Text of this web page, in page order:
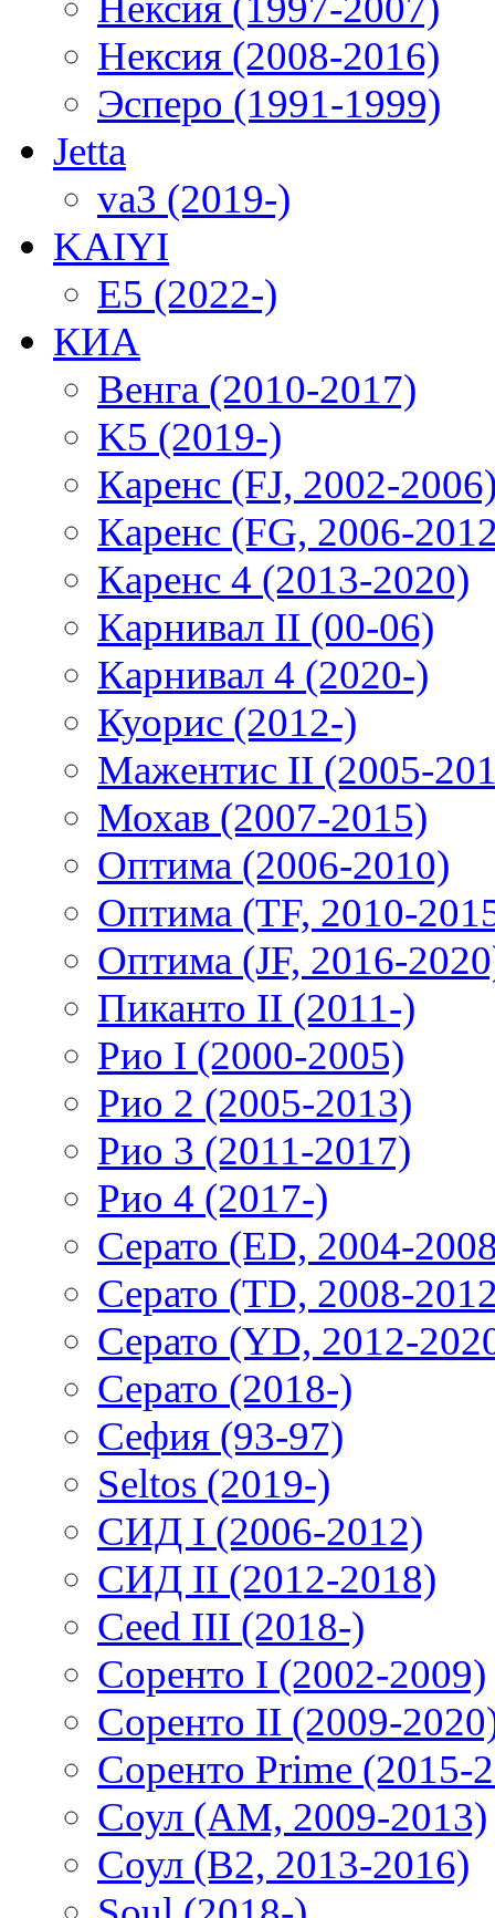
Нексия (2008-2016)
Эсперо (1991-1999)
Jetta
va3 (2019-)
KAIYI
E5 (2022-)
КИА
Венга (2010-2017)
K5 (2019-)
Каренс (FJ, 2002-
Каренс (FG, 2006-
Каренс 4 (2013-2020)
Карнивал II (00-06)
Карнивал 4 (2020-)
Куорис (2012-)
Мажентис II (2005-
Мохав (2007-2015)
Оптима (2006-2010)
Оптима (TF, 2010-
Оптима (JF, 2016-
Пиканто II (2011-)
Рио I (2000-2005)
Рио 2 (2005-2013)
Рио 3 (2011-2017)
Рио 4 (2017-)
Серато (ED, 2004-
Серато (TD, 2008-
Серато (YD, 2012-
Серато (2018-)
Сефия (93-97)
Seltos (2019-)
СИД I (2006-2012)
СИД II (2012-2018)
Ceed III (2018-)
Соренто I (2002-2009)
Соренто II (2009-
Соренто Prime (2015-
Соул (AM, 2009-2013)
Соул (B2, 2013-2016)